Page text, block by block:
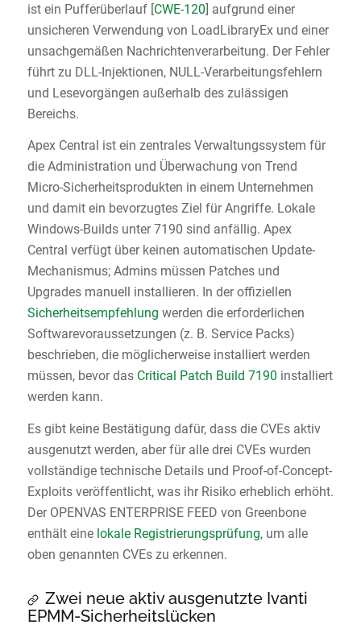
ist ein Pufferüberlauf [CWE-120] aufgrund einer
unsicheren Verwendung von LoadLibraryEx und einer
unsachgemäßen Nachrichtenverarbeitung. Der Fehler
führt zu DLL-Injektionen, NULL-Verarbeitungsfehlern
und Lesevorgängen außerhalb des zulässigen
Bereichs.
Apex Central ist ein zentrales Verwaltungssystem für
die Administration und Überwachung von Trend
Micro-Sicherheitsprodukten in einem Unternehmen
und damit ein bevorzugtes Ziel für Angriffe. Lokale
Windows-Builds unter 7190 sind anfällig. Apex
Central verfügt über keinen automatischen Update-
Mechanismus; Admins müssen Patches und
Upgrades manuell installieren. In der offiziellen
Sicherheitsempfehlung werden die erforderlichen
Softwarevoraussetzungen (z. B. Service Packs)
beschrieben, die möglicherweise installiert werden
müssen, bevor das Critical Patch Build 7190 installiert
werden kann.
Es gibt keine Bestätigung dafür, dass die CVEs aktiv
ausgenutzt werden, aber für alle drei CVEs wurden
vollständige technische Details und Proof-of-Concept-
Exploits veröffentlicht, was ihr Risiko erheblich erhöht.
Der OPENVAS ENTERPRISE FEED von Greenbone
enthält eine lokale Registrierungsprüfung, um alle
oben genannten CVEs zu erkennen.
Zwei neue aktiv ausgenutzte Ivanti
EPMM-Sicherheitslücken